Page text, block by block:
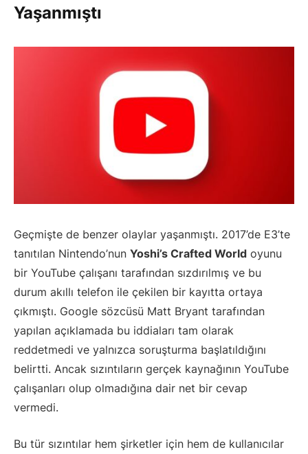
Yaşanmıştı
Geçmişte de benzer olaylar yaşanmıştı. 2017’de E3’te
tanıtılan Nintendo’nun Yoshi’s Crafted World oyunu
bir YouTube çalışanı tarafından sızdırılmış ve bu
durum akıllı telefon ile çekilen bir kayıtta ortaya
çıkmıştı. Google sözcüsü Matt Bryant tarafından
yapılan açıklamada bu iddiaları tam olarak
reddetmedi ve yalnızca soruşturma başlatıldığını
belirtti. Ancak sızıntıların gerçek kaynağının YouTube
çalışanları olup olmadığına dair net bir cevap
vermedi.
Bu tür sızıntılar hem şirketler için hem de kullanıcılar